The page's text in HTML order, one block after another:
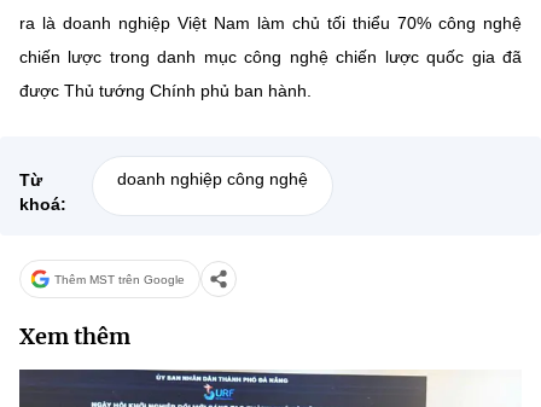
ra là doanh nghiệp Việt Nam làm chủ tối thiểu 70% công nghệ
chiến lược trong danh mục công nghệ chiến lược quốc gia đã
được Thủ tướng Chính phủ ban hành.
Từ
khoá:
doanh nghiệp công nghệ
Thêm MST trên Google
Xem thêm